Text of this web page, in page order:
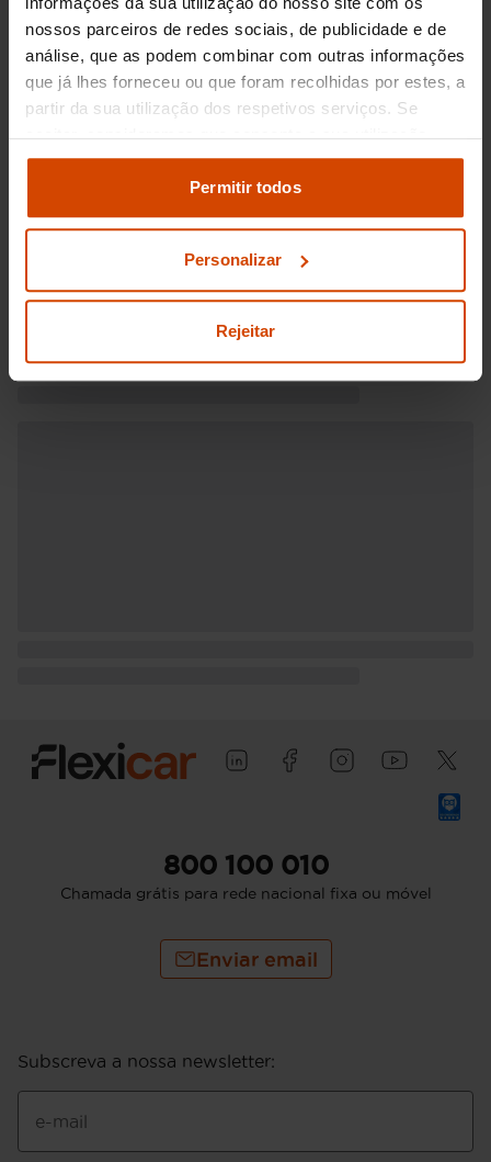
nossos parceiros de redes sociais, de publicidade e de
análise, que as podem combinar com outras informações
que já lhes forneceu ou que foram recolhidas por estes, a
partir da sua utilização dos respetivos serviços. Se
aceitar, consideramos que consente a sua utilização.
Pode modificar as suas opções de consentimento e
definições de cookies
definições e saber mais na nossapolítica de
Permitir todos
Personalizar
Rejeitar
800 100 010
Chamada grátis para rede nacional fixa ou móvel
Enviar email
Subscreva a nossa newsletter:
e-mail